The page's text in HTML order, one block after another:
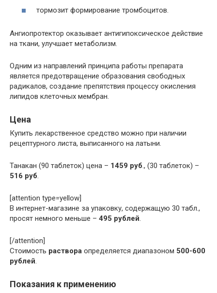
тормозит формирование тромбоцитов.
Ангиопротектор оказывает антигипоксическое действие
на ткани, улучшает метаболизм.
Одним из направлений принципа работы препарата
является предотвращение образования свободных
радикалов, создание препятствия процессу окисления
липидов клеточных мембран.
Цена
Купить лекарственное средство можно при наличии
рецептурного листа, выписанного на латыни.
Танакан (90 таблеток) цена – 1459 руб., (30 таблеток) –
516 руб.
[attention type=yellow]
В интернет-магазине за упаковку, содержащую 30 табл.,
просят немного меньше – 495 рублей.
[/attention]
Стоимость раствора определяется диапазоном 500-600
рублей.
Показания к применению